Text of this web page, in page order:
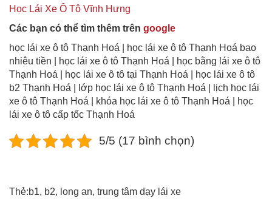
Học Lái Xe Ô Tô Vĩnh Hưng
Các bạn có thể tìm thêm trên google
học lái xe ô tô Thạnh Hoá | học lái xe ô tô Thạnh Hoá bao
nhiêu tiền | học lái xe ô tô Thạnh Hoá | học bằng lái xe ô tô
Thạnh Hoá | học lái xe ô tô tại Thạnh Hoá | học lái xe ô tô
b2 Thạnh Hoá | lớp học lái xe ô tô Thạnh Hoá | lịch học lái
xe ô tô Thạnh Hoá | khóa học lái xe ô tô Thạnh Hoá | học
lái xe ô tô cấp tốc Thạnh Hoá
5/5 (17 bình chọn)
Thẻ:b1, b2, long an, trung tâm dạy lái xe